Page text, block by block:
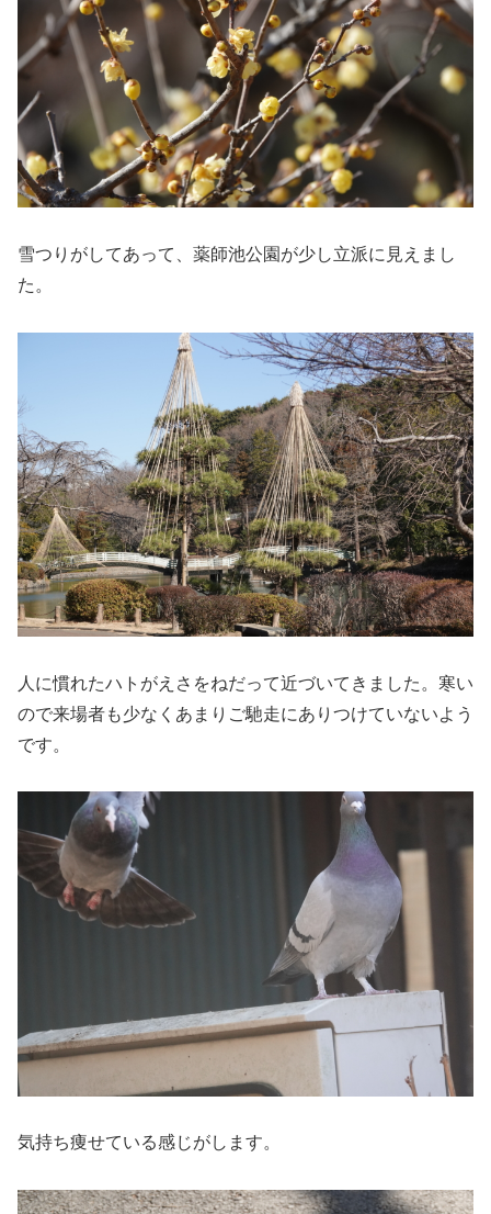
雪つりがしてあって、薬師池公園が少し立派に見えまし
た。
人に慣れたハトがえさをねだって近づいてきました。寒い
ので来場者も少なくあまりご馳走にありつけていないよう
です。
気持ち痩せている感じがします。